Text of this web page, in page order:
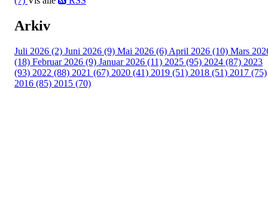
Arkiv
Juli 2026 (2) Juni 2026 (9) Mai 2026 (6) April 2026 (10) Mars
(18) Februar 2026 (9) Januar 2026 (11) 2025 (95) 2024 (87) 2023
(93) 2022 (88) 2021 (67) 2020 (41) 2019 (51) 2018 (51) 2017 (75)
2016 (85) 2015 (70)